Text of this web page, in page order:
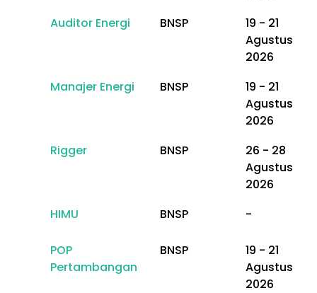
Auditor Energi
BNSP
19 - 21
Agustus
2026
Manajer Energi
BNSP
19 - 21
Agustus
2026
Rigger
BNSP
26 - 28
Agustus
2026
HIMU
BNSP -
POP
Pertambangan
BNSP
19 - 21
Agustus
2026